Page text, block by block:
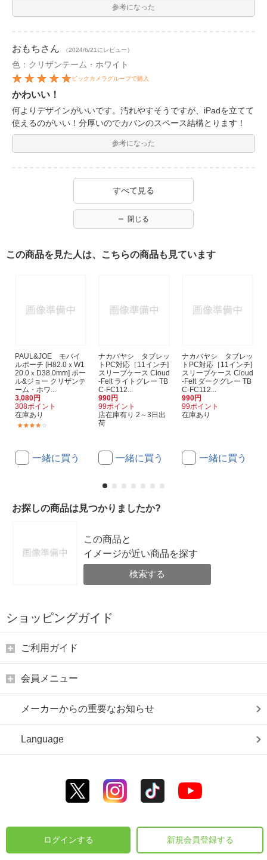
参考になった
おもち さん （2024/6/21にレビュー）
色：クリザンテーム・ホワイト
ビックカメラグループで購入
かわいい！
何よりデザインがいいです。汚れやすそうですが、iPadを立てて
使えるのがいい！分厚いのでカバンのスペース結構とります！
参考になった
すべて見る
閉じる
この商品を見た人は、こちらの商品も見ています
PAUL&JOE モバイ
ルポーチ [H82.0ｘW1
20.0ｘD38.0mm] ポー
ル&ジョー クリザンテ
ーム・ホワ...
3,080円
308ポイント
在庫あり
一緒に買う
ナカバヤシ タブレッ
トPC対応［11インチ]
スリーブケース Cloud
-Felt ライトグレー TB
C-FC112...
990円
99ポイント
店在庫有り 2～3日出
荷
一緒に買う
ナカバヤシ タブレッ
トPC対応［11インチ]
スリーブケース Cloud
-Felt ダークグレー TB
C-FC112...
990円
99ポイント
在庫あり
一緒に買う
お探しの商品は見つかりましたか?
この商品と
イメージが近い商品を探す
検索する
ショッピングガイド
ご利用ガイド
会員メニュー
メーカーからの重要なお知らせ
Language
ログインする 新規会員登録する